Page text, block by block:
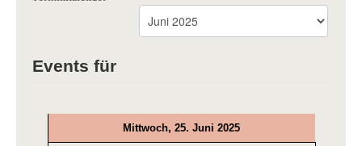
Events für
Mittwoch, 25. Juni 2025